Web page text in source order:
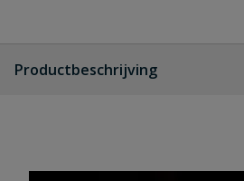
Productbeschrijving